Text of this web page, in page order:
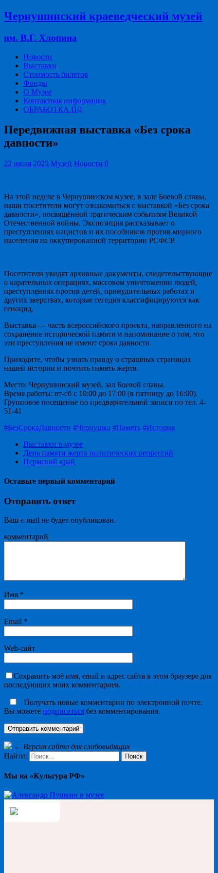
Чернушинский краеведческий музей
им. В.Г. Хлопина
Новости
Выставки
Стоимость билетов
Фонды
О Музее
Контактная информация
ОБРАБОТКА ПД
Передвижная выставка «Без срока
давности»
22 июля 2025 Музей Новости 0
На этой неделе в Чернушинском музее, в зале Боевой славы,
наши посетители могут ознакомиться с выставкой «Без срока
давности», посвящённой трагическим событиям Великой
Отечественной войны. Экспозиция рассказывает о
преступлениях нацистов и их пособников против мирного
населения на оккупированной территории РСФСР.
Посетители увидят архивные документы, свидетельствующие
о карательных операциях, массовом уничтожении людей,
преступлениях против детей, принудительных работах и
других зверствах, которые сегодня классифицируются как
геноцид.
Выставка — часть всероссийского проекта, направленного на
сохранение исторической памяти и напоминание о том, что
эти преступления не имеют срока давности.
Приходите, чтобы узнать правду о страшных страницах
нашей истории и почтить память жертв.
Место: Чернушинский музей, зал Боевой славы.
Время работы: вт-сб с 10:00 до 17:00 (в пятницу до 16:00).
Групповое посещение по предварительной записи по тел. 4-
51-41
#БезСрокаДавности #Чернушка #Память #История
Выставки в музее
День памяти жертв политических репрессий
Пермский край
Оставьте первый комментарий
Отправить ответ
Ваш e-mail не будет опубликован.
комментарий
Имя *
Email *
Web-сайт
Сохранить моё имя, email и адрес сайта в этом браузере для
последующих моих комментариев.
Получать новые комментарии по электронной почте.
Вы можете подписаться без комментирования.
← Версия сайта для слабовидящих
Найти:
Мы на «Культура РФ»